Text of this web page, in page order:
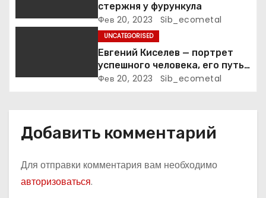
я
стержня у фурункула
Фев 20, 2023 Sib_ecometal
UNCATEGORISED
Евгений Киселев — портрет
успешного человека, его путь
к славе и личное счастье
Фев 20, 2023 Sib_ecometal
Добавить комментарий
Для отправки комментария вам необходимо
авторизоваться.